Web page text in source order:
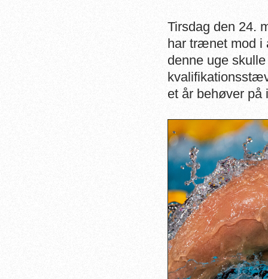
Tirsdag den 24.
har trænet mod i
denne uge
et år behøver